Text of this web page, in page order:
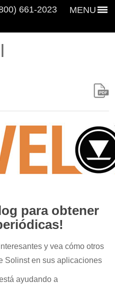
MENU
661‑2023
para obtener
y vea cómo otros
Solinst en sus aplicaciones
ayudando a